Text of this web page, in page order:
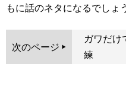
もに話のネタになるでしょ
次のページ
ガワだけ
練